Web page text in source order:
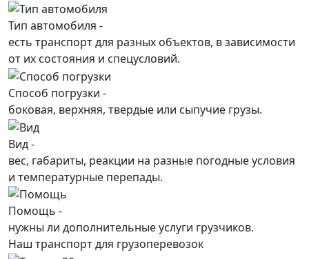
Тип автомобиля -
есть транспорт для разных объектов, в зависимости
от их состояния и спецусловий.
Способ погрузки -
боковая, верхняя, твердые или сыпучие грузы.
Вид -
вес, габариты, реакции на разные погодные условия
и температурные перепады.
Помощь -
нужны ли дополнительные услуги грузчиков.
Наш транспорт для грузоперевозок